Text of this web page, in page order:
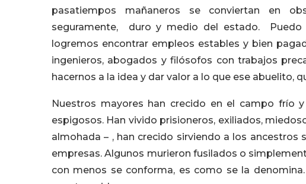
pasatiempos mañaneros se conviertan en
seguramente, duro y medio del estado.
logremos encontrar empleos estables y bien
ingenieros, abogados y filósofos con trabajos
hacernos a la idea y dar valor a lo que ese abuelito,
Nuestros mayores han crecido en el campo frío
espigosos. Han vivido prisioneros, exiliados,
almohada – , han crecido sirviendo a los ancestros
empresas. Algunos murieron fusilados o
con menos se conforma, es como se la